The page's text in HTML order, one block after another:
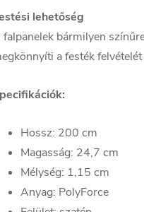
lehetőség
falpanelek bármilyen
a festék
Hossz: 200 cm
Magasság: 24,7 cm
Mélység: 1,15 cm
Anyag: PolyForce